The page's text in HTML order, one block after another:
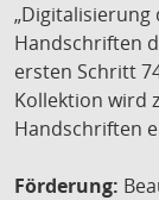
Handschriften
ersten Schritt
Kollektion wird
Handschriften
Förderung: